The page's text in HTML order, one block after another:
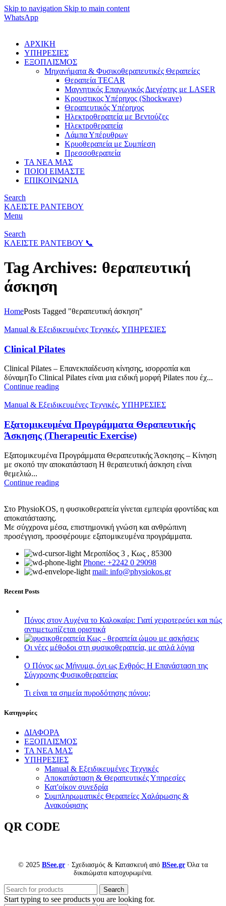
Skip to navigation Skip to main content
WhatsApp
ΑΡΧΙΚΗ
ΥΠΗΡΕΣΙΕΣ
ΕΞΟΠΛΙΣΜΟΣ
Μηχανήματα & Φυσικοθεραπευτικές Θεραπείες
Θεραπεία TECAR
Μαγνητικός Επαγωγικός Διεγέρτης με LASER
Κρουστικος Υπέρηχος (Shockwave)
Θεραπευτικός Υπέρηχος
Ηλεκτροθεραπεία με Βεντούζες
Ηλεκτροθεραπεία
Λάμπα Υπέρυθρων
Κρυοθεραπεία με Συμπίεση
Πρεσσοθεραπεία
ΤΑ ΝΕΑ ΜΑΣ
ΠΟΙΟΙ ΕΙΜΑΣΤΕ
ΕΠΙΚΟΙΝΩΝΙΑ
Search
ΚΛΕΙΣΤΕ ΡΑΝΤΕΒΟΥ
Menu
Search
ΚΛΕΙΣΤΕ ΡΑΝΤΕΒΟΥ 📞
Tag Archives: θεραπευτική
άσκηση
HomePosts Tagged "θεραπευτική άσκηση"
Manual & Εξειδικευμένες Τεχνικές, ΥΠΗΡΕΣΙΕΣ
Clinical Pilates
Clinical Pilates – Επανεκπαίδευση κίνησης, ισορροπία και
δύναμηΤο Clinical Pilates είναι μια ειδική μορφή Pilates που έχ...
Continue reading
Manual & Εξειδικευμένες Τεχνικές, ΥΠΗΡΕΣΙΕΣ
Εξατομικευμένα Προγράμματα Θεραπευτικής
Άσκησης (Therapeutic Exercise)
Εξατομικευμένα Προγράμματα Θεραπευτικής Άσκησης – Κίνηση
με σκοπό την αποκατάσταση Η θεραπευτική άσκηση είναι
θεμελιώ...
Continue reading
Στο PhysioKOS, η φυσικοθεραπεία γίνεται εμπειρία φροντίδας και
αποκατάστασης.
Με σύγχρονα μέσα, επιστημονική γνώση και ανθρώπινη
προσέγγιση, προσφέρουμε εξατομικευμένα προγράμματα.
Μεροπίδος 3 , Κως , 85300
Phone: +2242 0 29098
mail: info@physiokos.gr
Recent Posts
Πόνος στον Αυχένα το Καλοκαίρι: Γιατί χειροτερεύει και πώς
αντιμετωπίζεται οριστικά
Οι νέες μέθοδοι στη φυσικοθεραπεία, με απλά λόγια
Ο Πόνος ως Μήνυμα, όχι ως Εχθρός: Η Επανάσταση της
Σύγχρονης Φυσικοθεραπείας
Τι είναι τα σημεία πυροδότησης πόνου;
Kατηγορίες
ΔΙΑΦΟΡΑ
ΕΞΟΠΛΙΣΜΟΣ
ΤΑ ΝΕΑ ΜΑΣ
ΥΠΗΡΕΣΙΕΣ
Manual & Εξειδικευμένες Τεχνικές
Αποκατάσταση & Θεραπευτικές Υπηρεσίες
Κατ'οίκον συνεδρία
Συμπληρωματικές Θεραπείες Χαλάρωσης &
Ανακούφισης
QR CODE
© 2025 BSee.gr · Σχεδιασμός & Κατασκευή από BSee.gr Όλα τα
δικαιώματα κατοχυρωμένα.
Search
Start typing to see products you are looking for.